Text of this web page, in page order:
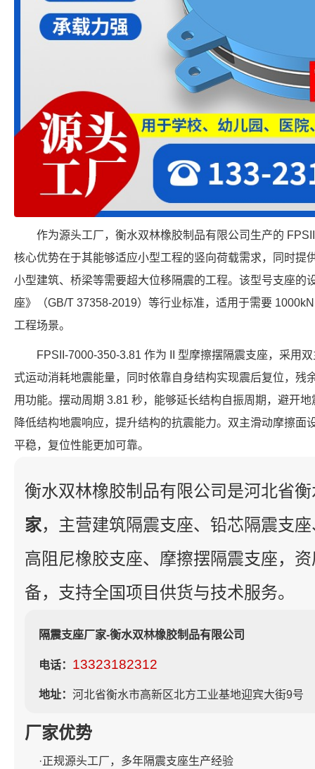
作为源头工厂，衡水双林橡胶制品有限公司生产的
核心优势在于其能够适应小型工程的竖向荷载需求，同时提
小型建筑、桥梁等需要超大位移隔震的工程。该型号支座的
座》（GB/T 37358-2019）等行业标准，适用于需要
工程场景。
FPSII-7000-350-3.81 作为 II 型摩擦摆隔震支座，采用
式运动消耗地震能量，同时依靠自身结构实现震后复位，残
用功能。摆动周期 3.81 秒，能够延长结构自振周期，避开
降低结构地震响应，提升结构的抗震能力。双主滑动摩擦面
平稳，复位性能更加可靠。
衡水双林橡胶制品有限公司是河北省
家，主营建筑隔震支座、铅芯隔震支
高阻尼橡胶支座、摩擦摆隔震支座，
备，支持全国项目供货与技术服务。
隔震支座厂家-衡水双林橡胶制品有限公司
电话： 13323182312
地址： 河北省衡水市高新区北方工业基地迎宾大街9号
厂家优势
·正规源头工厂，多年隔震支座生产经验